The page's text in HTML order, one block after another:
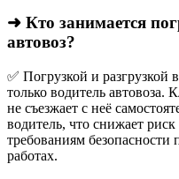
➜ Кто занимается
автовоз?
✅ Погрузкой и разгрузкой
только водитель автовоза.
не съезжает с неё
водитель, что снижает
требованиям безопасности
работах.